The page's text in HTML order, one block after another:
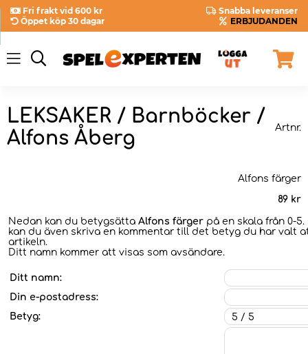
Fri frakt vid 600 kr
Snabba leveranser
Öppet köp 30 dagar
ERBJUDANDEN
LEKSAKER / Barnböcker /
Alfons Åberg
Artnr.
Alfons färger
89 kr
Nedan kan du betygsätta Alfons färger på en skala från 0-
kan du även skriva en kommentar till det betyg du har valt
artikeln.
Ditt namn kommer att visas som avsändare.
Ditt namn:
Din e-postadress:
Betyg: